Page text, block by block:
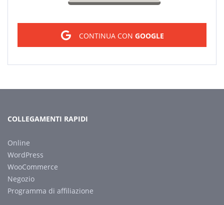
CONTINUA CON GOOGLE
COLLEGAMENTI RAPIDI
Online
WordPress
WooCommerce
Negozio
Programma di affiliazione